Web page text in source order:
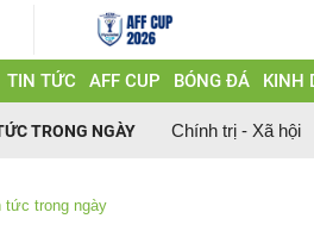
TIN TỨC AFF CUP BÓNG ĐÁ KINH
TRONG NGÀY Chính trị - Xã hội
tức trong ngày